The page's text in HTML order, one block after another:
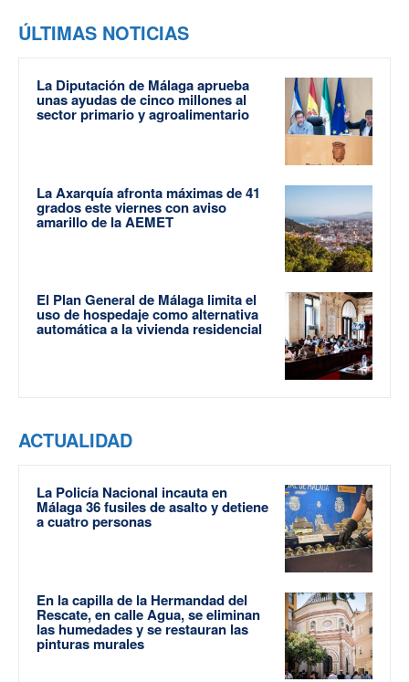
ÚLTIMAS NOTICIAS
La Diputación de Málaga aprueba
unas ayudas de cinco millones al
sector primario y agroalimentario
La Axarquía afronta máximas de 41
grados este viernes con aviso
amarillo de la AEMET
El Plan General de Málaga limita el
uso de hospedaje como alternativa
automática a la vivienda residencial
ACTUALIDAD
La Policía Nacional incauta en
Málaga 36 fusiles de asalto y detiene
a cuatro personas
En la capilla de la Hermandad del
Rescate, en calle Agua, se eliminan
las humedades y se restauran las
pinturas murales